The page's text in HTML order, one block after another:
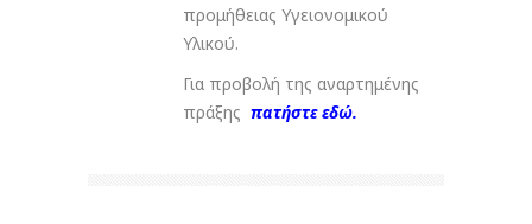
προμήθειας Υγειονομικού
Υλικού.
Για προβολή της αναρτημένης
πράξης πατήστε εδώ.